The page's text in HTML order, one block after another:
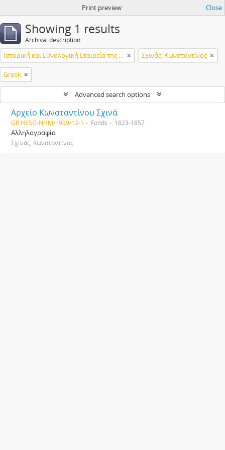
Print preview Close
Showing 1 results
Archival description
Ιστορική και Εθνολογική Εταιρεία της Ελλάδος Σχινάς, Κωνσταντίνος
Greek
Advanced search options
Αρχείο Κωνσταντίνου Σχινά
GR HESG-NHM/1999/12-1 Fonds 1823-1857
Αλληλογραφία
Σχινάς, Κωνσταντίνος